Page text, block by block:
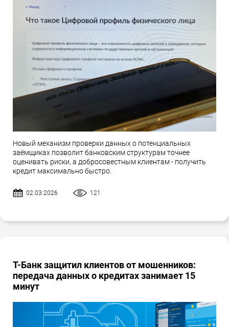
Новый механизм проверки данных о потенциальных
заёмщиках позволит банковским структурам точнее
оценивать риски, а добросовестным клиентам - получить
кредит максимально быстро.
02.03.2026 121
Т-Банк защитил клиентов от мошенников:
передача данных о кредитах занимает 15
минут